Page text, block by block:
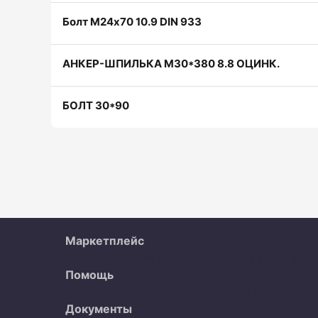
Болт М24х70 10.9 DIN 933
АНКЕР-ШПИЛЬКА М30*380 8.8 ОЦИНК.
БОЛТ 30*90
Маркетплейс
Помощь
Документы